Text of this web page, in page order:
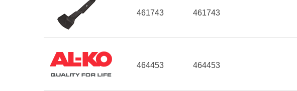
461743 461743
464453 464453